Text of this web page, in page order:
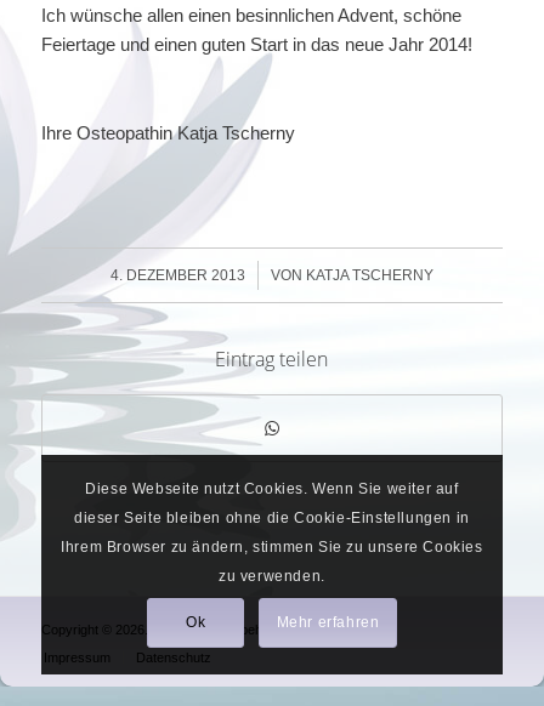
Ich wünsche allen einen besinnlichen Advent, schöne
Feiertage und einen guten Start in das neue Jahr 2014!
Ihre Osteopathin Katja Tscherny
4. DEZEMBER 2013
/ VON KATJA TSCHERNY
Eintrag teilen
Copyright © 2026. Alle Rechte vorbehalten.
Impressum
Datenschutz
Diese Webseite nutzt Cookies. Wenn Sie weiter auf
dieser Seite bleiben ohne die Cookie-Einstellungen in
Ihrem Browser zu ändern, stimmen Sie zu unsere Cookies
zu verwenden.
Ok Mehr erfahren